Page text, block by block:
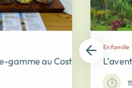
gamme au Costa Rica autour
En famille